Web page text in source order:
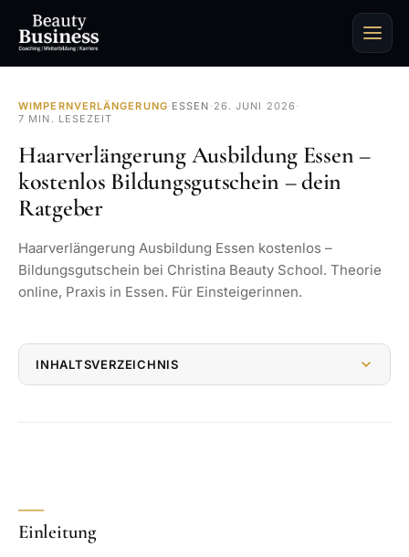
WIMPERNVERLÄNGERUNG· ESSEN · 26. JUNI 2026 ·
7 MIN. LESEZEIT
Haarverlängerung Ausbildung Essen –
kostenlos Bildungsgutschein – dein
Ratgeber
Haarverlängerung Ausbildung Essen kostenlos –
Bildungsgutschein bei Christina Beauty School. Theorie
online, Praxis in Essen. Für Einsteigerinnen.
INHALTSVERZEICHNIS
Einleitung